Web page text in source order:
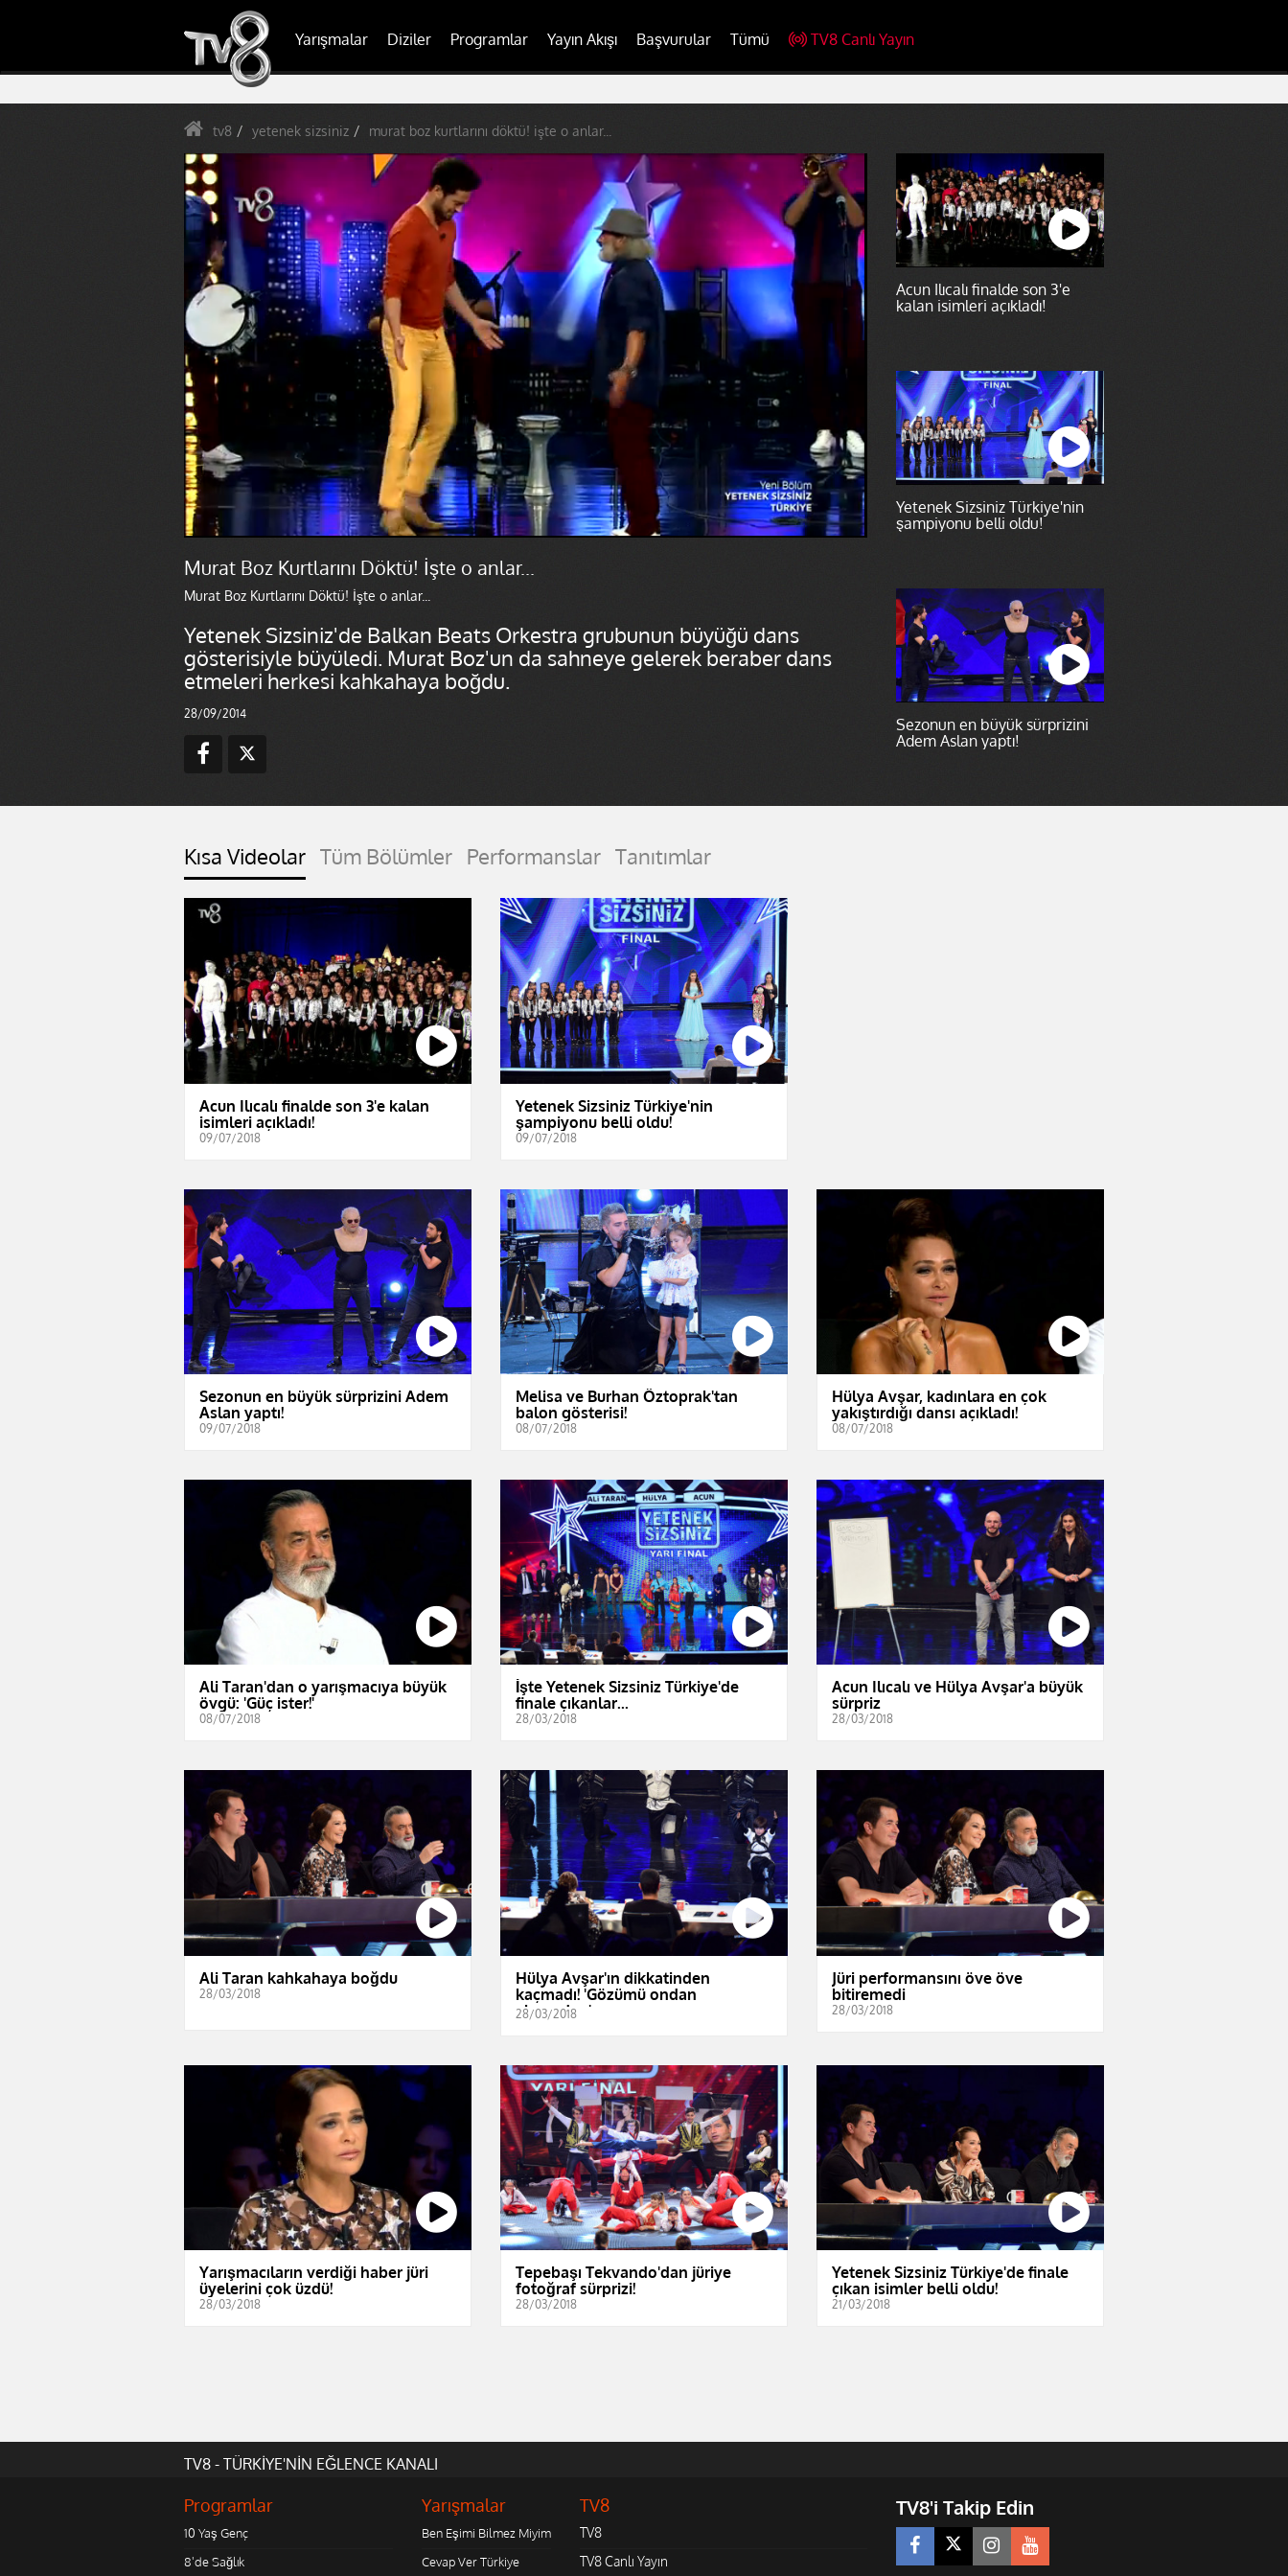
Yarışmalar Diziler Programlar Yayın Akışı Başvurular Tümü TV8 Canlı Yayın
tv8 yetenek sizsiniz murat boz kurtlarını döktü! işte o anlar...
Murat Boz Kurtlarını Döktü! İşte o anlar...
Murat Boz Kurtlarını Döktü! İşte o anlar...
Yetenek Sizsiniz'de Balkan Beats Orkestra grubunun büyüğü dans
gösterisiyle büyüledi. Murat Boz'un da sahneye gelerek beraber dans
etmeleri herkesi kahkahaya boğdu.
28/09/2014
Acun Ilıcalı finalde son 3'e
kalan isimleri açıkladı!
Yetenek Sizsiniz Türkiye'nin
şampiyonu belli oldu!
Sezonun en büyük sürprizini
Adem Aslan yaptı!
Kısa Videolar Tüm Bölümler Performanslar Tanıtımlar
Acun Ilıcalı finalde son 3'e kalan
isimleri açıkladı!
09/07/2018
Yetenek Sizsiniz Türkiye'nin
şampiyonu belli oldu!
09/07/2018
Sezonun en büyük sürprizini Adem
Aslan yaptı!
09/07/2018
Melisa ve Burhan Öztoprak'tan
balon gösterisi!
08/07/2018
Hülya Avşar, kadınlara en çok
yakıştırdığı dansı açıkladı!
08/07/2018
Ali Taran'dan o yarışmacıya büyük
övgü: 'Güç ister!'
08/07/2018
İşte Yetenek Sizsiniz Türkiye'de
finale çıkanlar...
28/03/2018
Acun Ilıcalı ve Hülya Avşar'a büyük
sürpriz
28/03/2018
Ali Taran kahkahaya boğdu
28/03/2018
Hülya Avşar'ın dikkatinden
kaçmadı! 'Gözümü ondan
alamadım'
28/03/2018
Jüri performansını öve öve
bitiremedi
28/03/2018
Yarışmacıların verdiği haber jüri
üyelerini çok üzdü!
28/03/2018
Tepebaşı Tekvando'dan jüriye
fotoğraf sürprizi!
28/03/2018
Yetenek Sizsiniz Türkiye'de finale
çıkan isimler belli oldu!
21/03/2018
TV8 - TÜRKİYE'NİN EĞLENCE KANALI
Programlar
10 Yaş Genç
8'de Sağlık
Yarışmalar
Ben Eşimi Bilmez Miyim
Cevap Ver Türkiye
TV8
TV8
TV8 Canlı Yayın
TV8'i Takip Edin